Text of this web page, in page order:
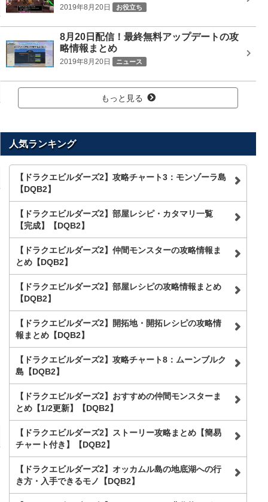
2019年8月20日 お役立ち
8月20日配信！最終無料アップデートの攻
略情報まとめ
2019年8月20日 ニュース
もっと見る
人気ランキング
【ドラクエビルダーズ2】攻略チャート3：モンゾーラ島
【DQB2】
【ドラクエビルダーズ2】部屋レシピ・カタマリ一覧
【完成】【DQB2】
【ドラクエビルダーズ2】仲間モンスターの攻略情報ま
とめ【DQB2】
【ドラクエビルダーズ2】部屋レシピの攻略情報まとめ
【DQB2】
【ドラクエビルダーズ2】開拓地・開拓レシピの攻略情
報まとめ【DQB2】
【ドラクエビルダーズ2】攻略チャート8：ムーンブルク
島【DQB2】
【ドラクエビルダーズ2】おすすめの仲間モンスターま
とめ【1/2更新】【DQB2】
【ドラクエビルダーズ2】ストーリー攻略まとめ【簡易
チャート付き】【DQB2】
【ドラクエビルダーズ2】オッカムル島の地底湖への行
き方・入手できるモノ【DQB2】